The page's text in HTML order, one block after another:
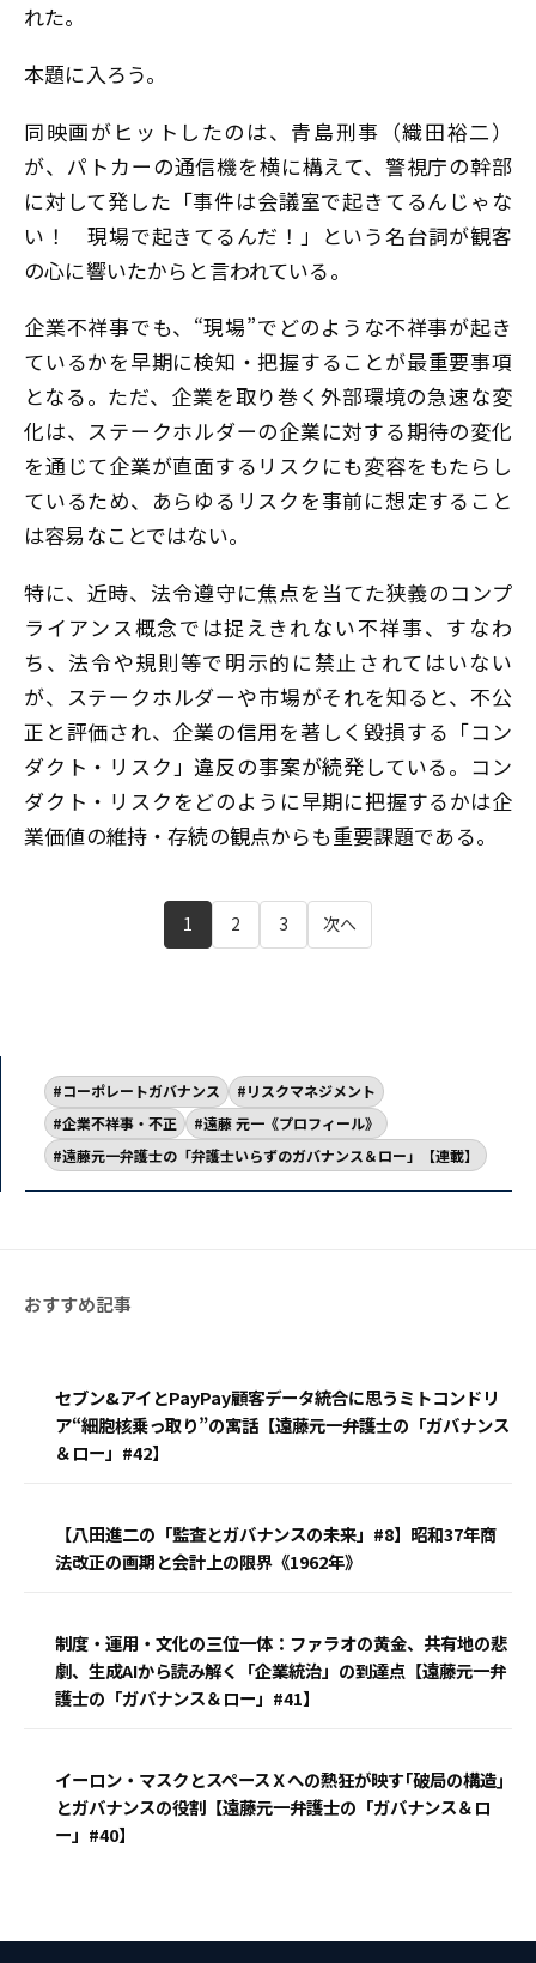
れた。
本題に入ろう。
同映画がヒットしたのは、青島刑事（織田裕二）
が、パトカーの通信機を横に構えて、警視庁の幹部
に対して発した「事件は会議室で起きてるんじゃな
い！ 現場で起きてるんだ！」という名台詞が観客
の心に響いたからと言われている。
企業不祥事でも、“現場”でどのような不祥事が起き
ているかを早期に検知・把握することが最重要事項
となる。ただ、企業を取り巻く外部環境の急速な変
化は、ステークホルダーの企業に対する期待の変化
を通じて企業が直面するリスクにも変容をもたらし
ているため、あらゆるリスクを事前に想定すること
は容易なことではない。
特に、近時、法令遵守に焦点を当てた狭義のコンプ
ライアンス概念では捉えきれない不祥事、すなわ
ち、法令や規則等で明示的に禁止されてはいない
が、ステークホルダーや市場がそれを知ると、不公
正と評価され、企業の信用を著しく毀損する「コン
ダクト・リスク」違反の事案が続発している。コン
ダクト・リスクをどのように早期に把握するかは企
業価値の維持・存続の観点からも重要課題である。
1 2 3 次へ
コーポレートガバナンス
リスクマネジメント
企業不祥事・不正
遠藤 元一《プロフィール》
遠藤元一弁護士の「弁護士いらずのガバナンス＆ロー」【連載】
セブン&アイとPayPay顧客データ統合に思うミトコンドリ
ア“細胞核乗っ取り”の寓話【遠藤元一弁護士の「ガバナンス
＆ロー」#42】
【八田進二の「監査とガバナンスの未来」#8】昭和37年商
法改正の画期と会計上の限界《1962年》
制度・運用・文化の三位一体：ファラオの黄金、共有地の悲
劇、生成AIから読み解く「企業統治」の到達点【遠藤元一弁
護士の「ガバナンス＆ロー」#41】
イーロン・マスクとスペースＸへの熱狂が映す｢破局の構造｣
とガバナンスの役割【遠藤元一弁護士の「ガバナンス＆ロ
ー」#40】